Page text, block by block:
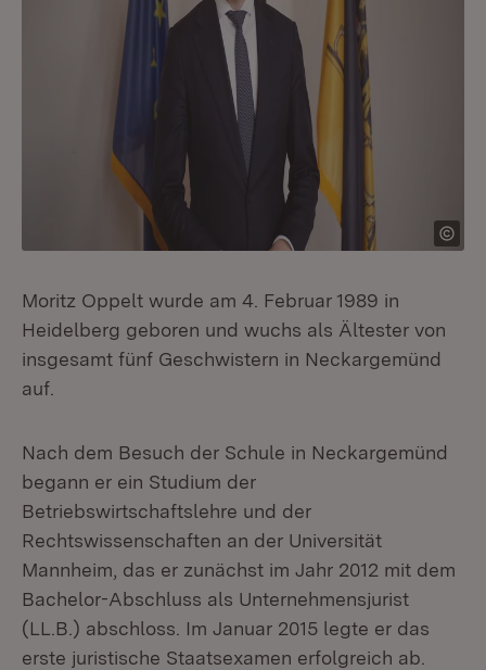
Moritz Oppelt wurde am 4. Februar 1989 in
Heidelberg geboren und wuchs als Ältester von
insgesamt fünf Geschwistern in Neckargemünd
auf.
Nach dem Besuch der Schule in Neckargemünd
begann er ein Studium der
Betriebswirtschaftslehre und der
Rechtswissenschaften an der Universität
Mannheim, das er zunächst im Jahr 2012 mit dem
Bachelor-Abschluss als Unternehmensjurist
(LL.B.) abschloss. Im Januar 2015 legte er das
erste juristische Staatsexamen erfolgreich ab.